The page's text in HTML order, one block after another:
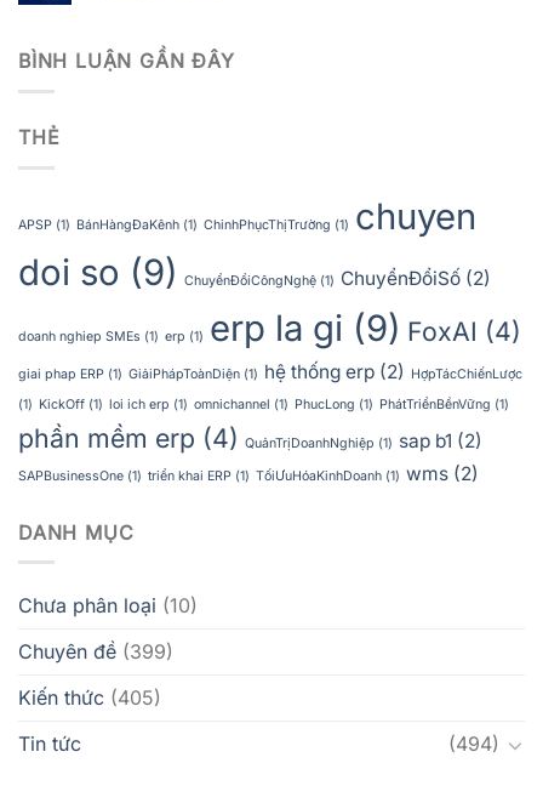
BÌNH LUẬN GẦN ĐÂY
THẺ
APSP (1) BánHàngĐaKênh (1) ChinhPhụcThịTrường (1) chuyen
doi so (9) ChuyểnĐổiCôngNghệ (1) ChuyểnĐổiSố (2)
doanh nghiep SMEs (1) erp (1) erp la gi (9) FoxAI (4)
giai phap ERP (1) GiảiPhápToànDiện (1) hệ thống erp (2)
HợpTácChiếnLược
(1) KickOff (1) loi ich erp (1) omnichannel (1) PhucLong (1) PhátTriểnBềnVững (1)
phần mềm erp (4) QuảnTrịDoanhNghiệp (1) sap b1 (2)
SAPBusinessOne (1) triển khai ERP (1) TốiƯuHóaKinhDoanh (1) wms (2)
DANH MỤC
Chưa phân loại (10)
Chuyên đề (399)
Kiến thức (405)
Tin tức
(494)